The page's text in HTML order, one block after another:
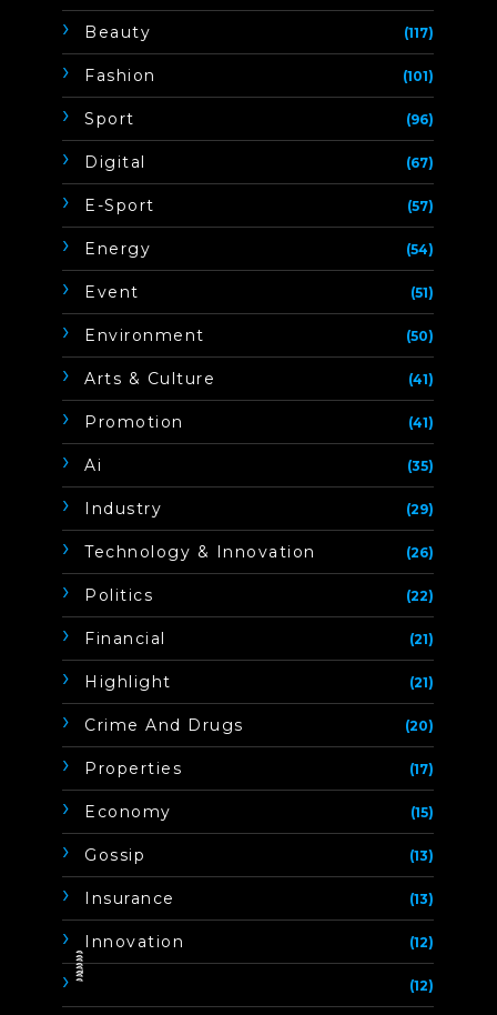
Beauty (117)
Fashion (101)
Sport (96)
Digital (67)
E-Sport (57)
Energy (54)
Event (51)
Environment (50)
Arts & Culture (41)
Promotion (41)
Ai (35)
Industry (29)
Technology & Innovation (26)
Politics (22)
Financial (21)
Highlight (21)
Crime And Drugs (20)
Properties (17)
Economy (15)
Gossip (13)
Insurance (13)
Innovation (12)
(12)